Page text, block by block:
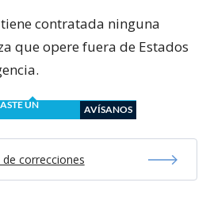
contratada ninguna
que opere fuera de Estados
UN
AVÍSANOS
correcciones